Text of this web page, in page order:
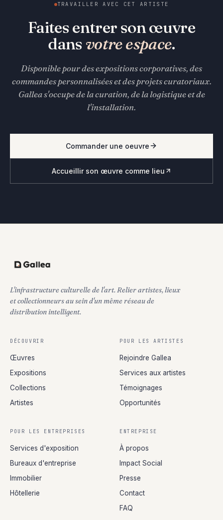
TRAVAILLER AVEC CET ARTISTE
Faites entrer son œuvre
dans votre espace.
Disponible pour des expositions corporatives, des
commandes personnalisées et des projets curatoriaux.
Gallea s'occupe de la curation, de la logistique et de
l'installation.
Commander une oeuvre
Accueillir son œuvre comme lieu
L'infrastructure culturelle de l'art. Relier artistes, lieux
et collectionneurs au sein d'un même réseau de
distribution intelligent.
DÉCOUVRIR
Œuvres
Expositions
Collections
Artistes
POUR LES ARTISTES
Rejoindre Gallea
Services aux artistes
Témoignages
Opportunités
POUR LES ENTREPRISES
Services d'exposition
Bureaux d'entreprise
Immobilier
Hôtellerie
ENTREPRISE
À propos
Impact Social
Presse
Contact
FAQ